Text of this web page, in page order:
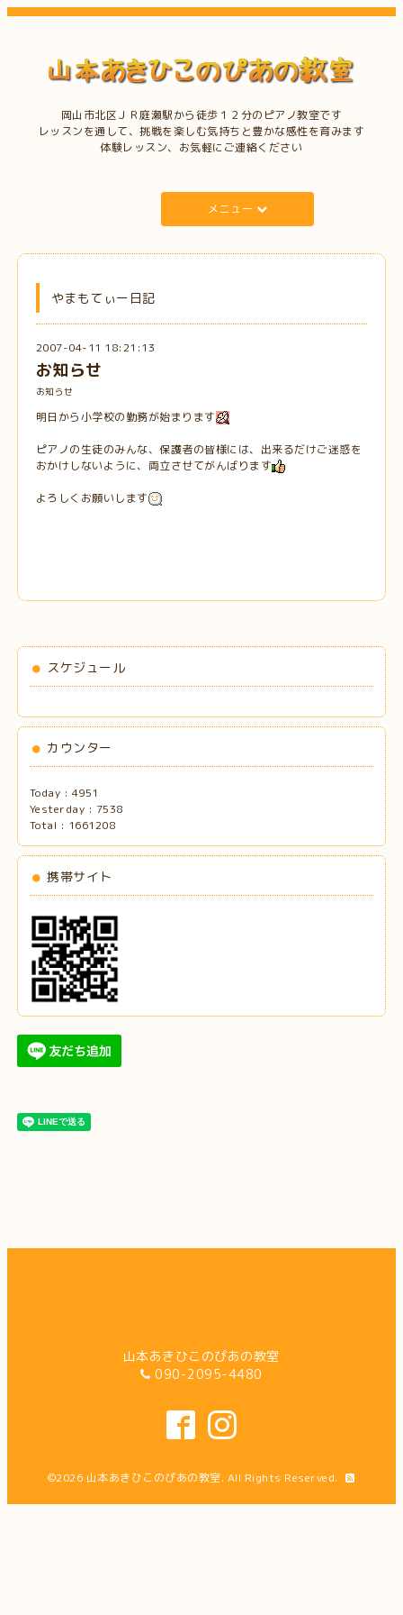
岡山市北区ＪＲ庭瀬駅から徒歩１２分のピアノ教室です
レッスンを通して、挑戦を楽しむ気持ちと豊かな感性を育みます
体験レッスン、お気軽にご連絡ください
メニュー
やまもてぃー日記
2007-04-11 18:21:13
お知らせ
お知らせ
明日から小学校の勤務が始まります
ピアノの生徒のみんな、保護者の皆様には、出来るだけご迷惑を
おかけしないように、両立させてがんばります
よろしくお願いします
スケジュール
カウンター
Today : 4951
Yesterday : 7538
Total : 1661208
携帯サイト
山本あきひこのぴあの教室
090-2095-4480
©2026 山本あきひこのぴあの教室. All Rights Reserved.